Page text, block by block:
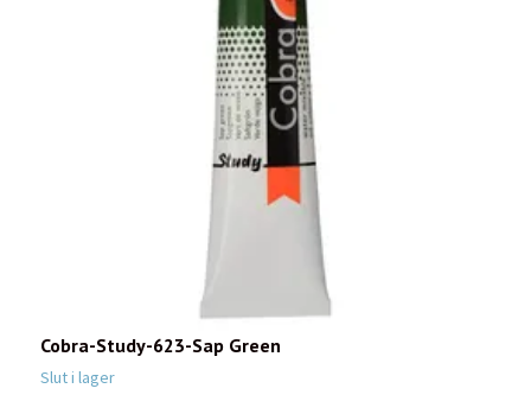
Cobra-Study-623-Sap Green
Slut i lager